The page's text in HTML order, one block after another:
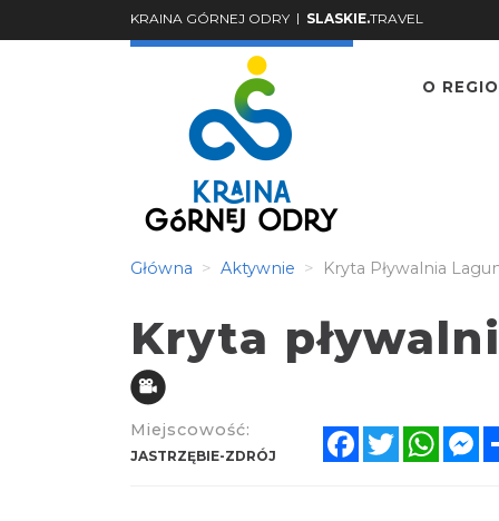
KRAINA GÓRNEJ ODRY | SLASKIE.TRAVEL
O
Główna Aktywnie Kryta Pływalnia
Kryta
Miejscowość:
JASTRZĘBIE-ZDRÓJ
FacebookTwitter